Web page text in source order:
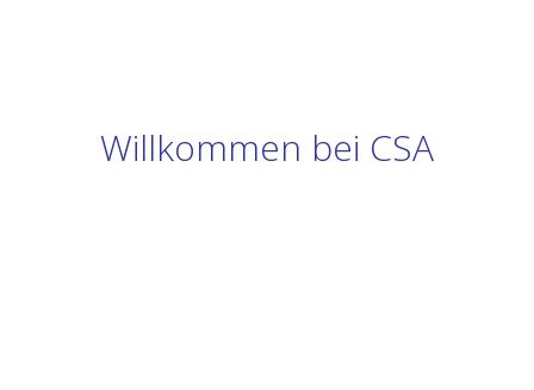
Willkommen bei CSA